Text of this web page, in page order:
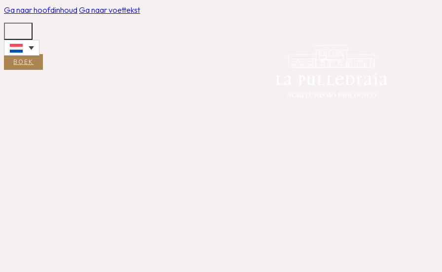
Ga naar hoofdinhoud Ga naar voettekst
BOEK